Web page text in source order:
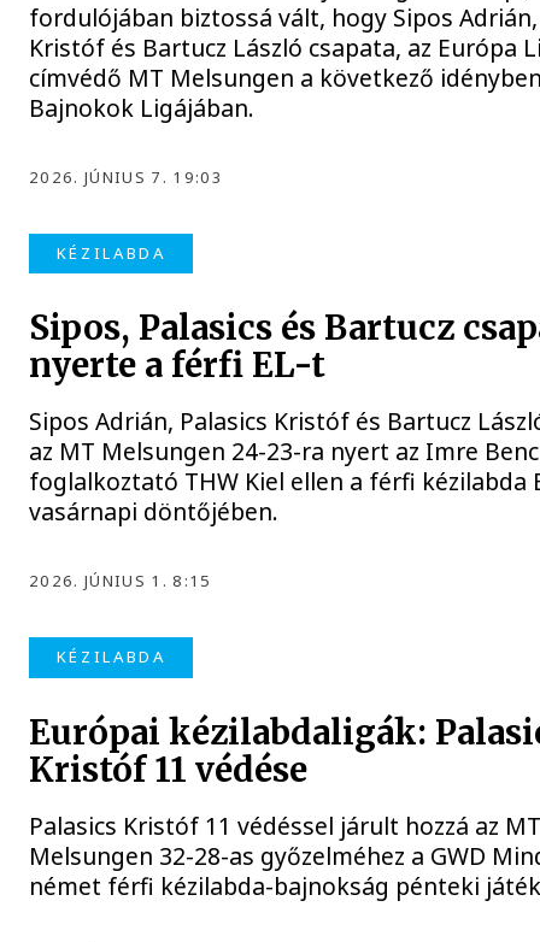
fordulójában biztossá vált, hogy Sipos
Kristóf és Bartucz László csapata, az Európa
címvédő MT Melsungen a következő
Bajnokok Ligájában.
2026. JÚNIUS 7. 19:03
KÉZILABDA
Sipos, Palasics és Bartucz
nyerte a férfi EL-t
Sipos Adrián, Palasics Kristóf és Bartucz
az MT Melsungen 24-23-ra nyert az Imre
foglalkoztató THW Kiel ellen a férfi kézilabda
vasárnapi döntőjében.
2026. JÚNIUS 1. 8:15
KÉZILABDA
Európai kézilabdaligák:
Kristóf 11 védése
Palasics Kristóf 11 védéssel járult hozzá az
Melsungen 32-28-as győzelméhez a GWD
német férfi kézilabda-bajnokság pénteki